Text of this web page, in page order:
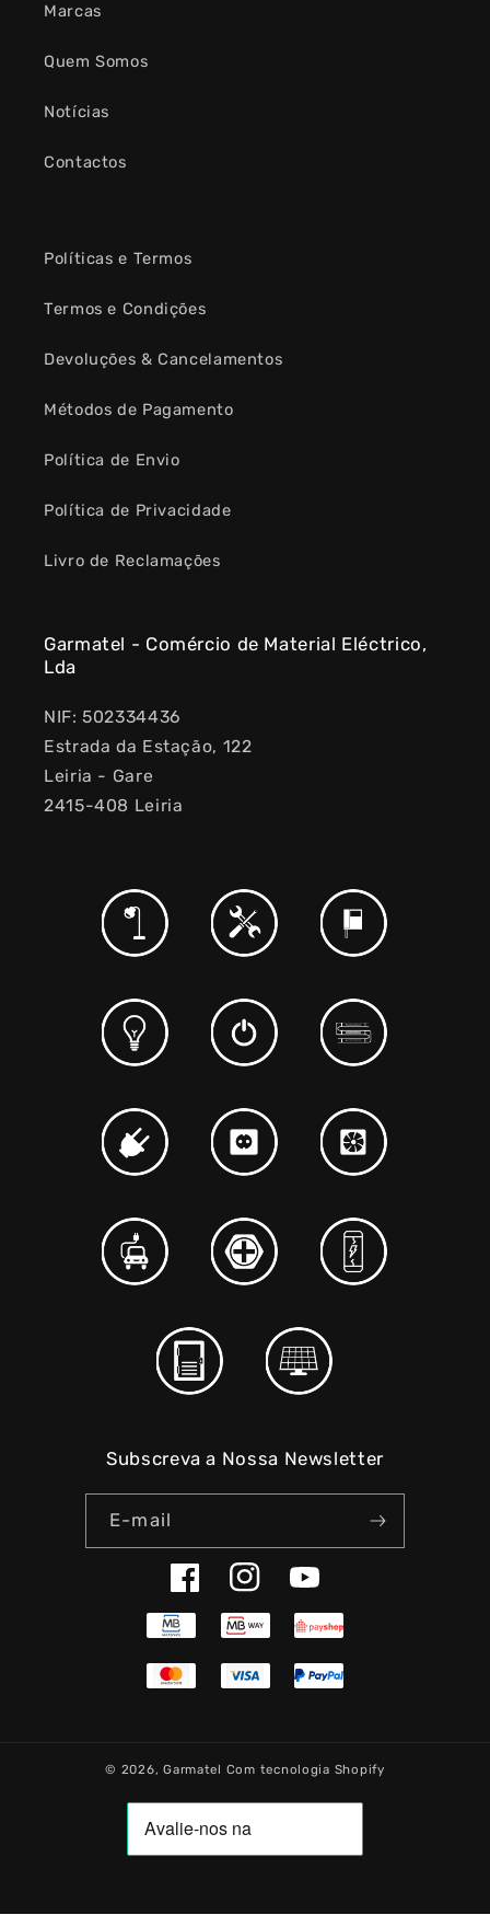
Marcas
Quem Somos
Notícias
Contactos
Políticas e Termos
Termos e Condições
Devoluções & Cancelamentos
Métodos de Pagamento
Política de Envio
Política de Privacidade
Livro de Reclamações
Garmatel - Comércio de Material Eléctrico,
Lda
NIF: 502334436
Estrada da Estação, 122
Leiria - Gare
2415-408 Leiria
Subscreva a Nossa Newsletter
E-mail
FacebookInstagramYouTube
© 2026,Garmatel Com tecnologia Shopify